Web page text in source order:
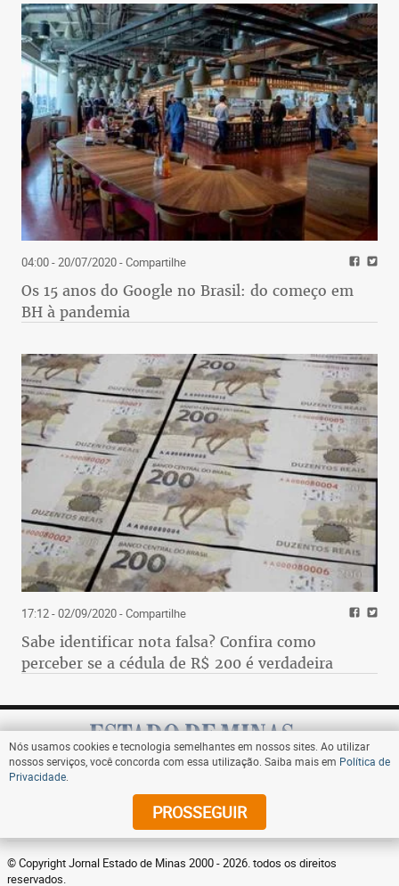
04:00 - 20/07/2020- Compartilhe
Os 15 anos do Google no Brasil: do começo em
BH à pandemia
17:12 - 02/09/2020- Compartilhe
Sabe identificar nota falsa? Confira como
perceber se a cédula de R$ 200 é verdadeira
Assine
© Copyright Jornal Estado de Minas 2000 - 2026. todos os direitos
reservados.
Nós usamos cookies e tecnologia semelhantes em nossos sites. Ao utilizar
nossos serviços, você concorda com essa utilização. Saiba mais em Política de
Privacidade
PROSSEGUIR